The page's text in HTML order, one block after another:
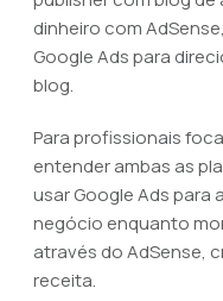
dinheiro com
Google Ads para
blog.
Para profissionais
entender ambas as
usar Google Ads para
negócio enquanto
através do AdSense,
receita.